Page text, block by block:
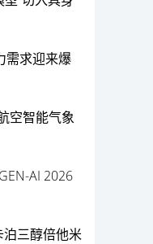
需求迎来爆
空智能气象
AI 2026
三醇倍他米